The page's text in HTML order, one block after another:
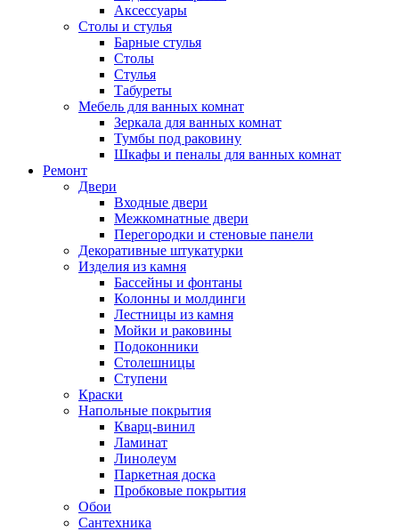
Аксессуары
Столы и стулья
Барные стулья
Столы
Стулья
Табуреты
Мебель для ванных комнат
Зеркала для ванных комнат
Тумбы под раковину
Шкафы и пеналы для ванных комнат
Ремонт
Двери
Входные двери
Межкомнатные двери
Перегородки и стеновые панели
Декоративные штукатурки
Изделия из камня
Бассейны и фонтаны
Колонны и молдинги
Лестницы из камня
Мойки и раковины
Подоконники
Столешницы
Ступени
Краски
Напольные покрытия
Кварц-винил
Ламинат
Линолеум
Паркетная доска
Пробковые покрытия
Обои
Сантехника